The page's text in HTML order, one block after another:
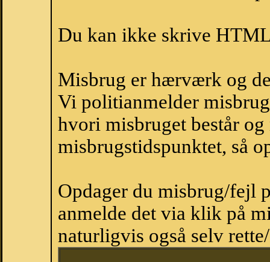
Du kan ikke skrive
Misbrug er hærværk og
Vi politianmelder
hvori misbruget består
misbrugstidspunktet, så
Opdager du misbrug/fejl
anmelde det via klik på
naturligvis også selv